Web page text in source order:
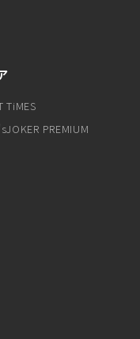
TiMES
PREMIUM